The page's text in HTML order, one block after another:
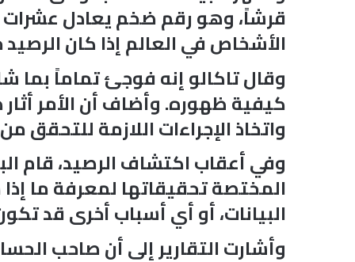
قرشاً، وهو رقم ضخم يعادل عشرات
الأشخاص في العالم إذا كان
وقال تاكالو إنه فوجئ تماماً
كيفية ظهوره. وأضاف أن الأمر
واتخاذ الإجراءات اللازمة للتحقق
وفي أعقاب اكتشاف الرصيد، قام
المختصة تحقيقاتها لمعرفة ما
البيانات، أو أي أسباب أخرى قد
وأشارت التقارير إلى أن صاحب